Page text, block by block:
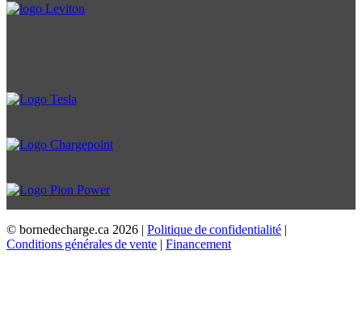
© bornedecharge.ca 2026 | Politique de confidentialité |
Conditions générales de vente | Financement